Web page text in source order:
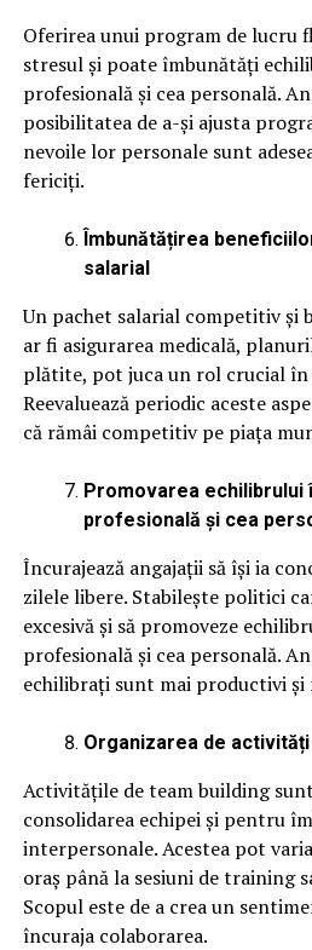
Oferirea unui program de lucru
stresul și poate îmbunătăți
profesională și cea personală.
posibilitatea de a-și ajusta
nevoile lor personale sunt
fericiți.
Îmbunătățirea
salarial
Un pachet salarial competitiv și
ar fi asigurarea medicală,
plătite, pot juca un rol crucial în
Reevaluează periodic aceste
că rămâi competitiv pe piața
Promovarea echilibrului
profesională și cea
Încurajează angajații să își ia
zilele libere. Stabilește politici
excesivă și să promoveze
profesională și cea personală.
echilibrați sunt mai productivi și
Organizarea de
Activitățile de team building
consolidarea echipei și pentru
interpersonale. Acestea pot
oraș până la sesiuni de training
Scopul este de a crea un
încuraja colaborarea.